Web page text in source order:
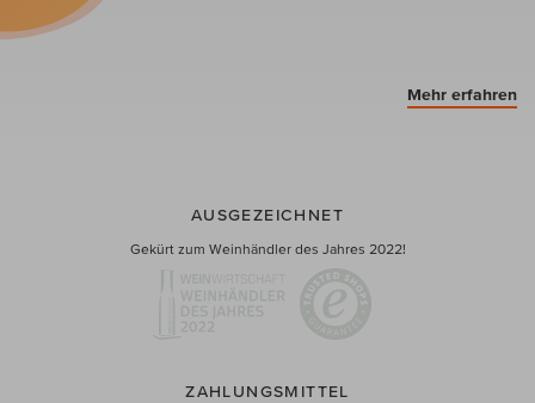
Mehr erfahren
AUSGEZEICHNET
Gekürt zum Weinhändler des Jahres 2022!
ZAHLUNGSMITTEL